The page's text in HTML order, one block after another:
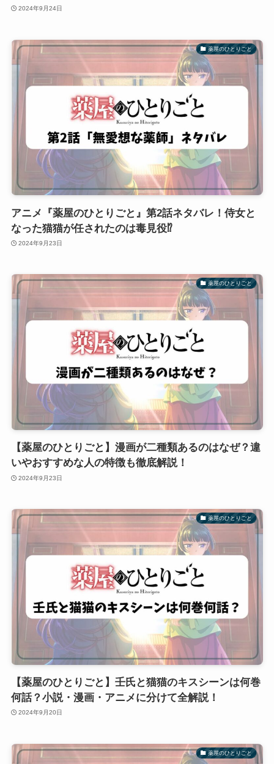
2024年9月24日
薬屋のひとりごと
アニメ『薬屋のひとりごと』第2話ネタバレ！侍女と
なった猫猫が任されたのは毒見役⁉
2024年9月23日
薬屋のひとりごと
【薬屋のひとりごと】漫画が二種類あるのはなぜ？違
いやおすすめな人の特徴も徹底解説！
2024年9月23日
薬屋のひとりごと
【薬屋のひとりごと】壬氏と猫猫のキスシーンは何巻
何話？小説・漫画・アニメに分けて全解説！
2024年9月20日
薬屋のひとりごと